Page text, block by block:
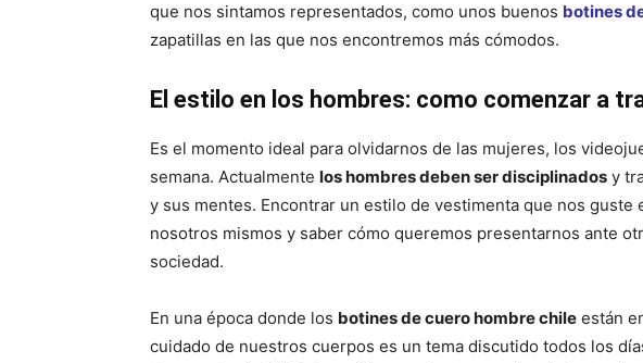
que nos sintamos representados, como unos buenos botines
zapatillas en las que nos encontremos más cómodos.
El estilo en los hombres: como comenzar a
Es el momento ideal para olvidarnos de las mujeres, los
semana. Actualmente los hombres deben ser disciplinados y
y sus mentes. Encontrar un estilo de vestimenta que nos guste
nosotros mismos y saber cómo queremos presentarnos ante
sociedad.
En una época donde los botines de cuero hombre chile están
cuidado de nuestros cuerpos es un tema discutido todos los